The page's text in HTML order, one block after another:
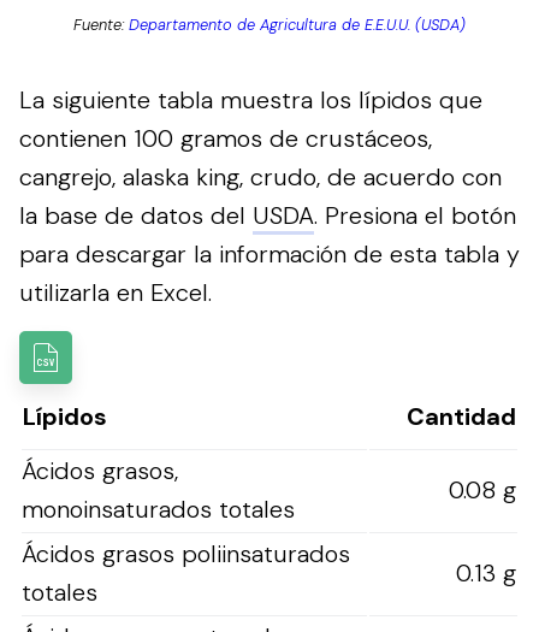
Fuente:Departamento de Agricultura de E.E.U.U. (USDA)
La siguiente tabla muestra los lípidos que
contienen 100 gramos de crustáceos,
cangrejo, alaska king, crudo, de acuerdo con
la base de datos del USDA. Presiona el botón
para descargar la información de esta tabla y
utilizarla en Excel.
Lípidos
Cantidad
Ácidos grasos,
monoinsaturados totales
0.08 g
Ácidos grasos poliinsaturados
totales
0.13 g